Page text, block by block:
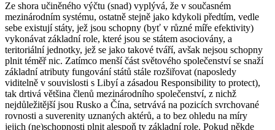
Ze shora učiněného výčtu (snad) vyplývá, že v současném
mezinárodním systému, ostatně stejně jako kdykoli předtím, vedle
sebe existují státy, jež jsou schopny (byť v různé míře efektivity)
vykonávat základní role, které jsou se státem asociovány, a
teritoriální jednotky, jež se jako takové tváří, avšak nejsou schopny
plnit téměř nic. Zatímco menší část světového společenství se snaží
základní atributy fungování států stále rozšiřovat (naposledy
viditelně v souvislosti s Libyí a zásadou Responsibility to protect),
tak drtivá většina členů mezinárodního společenství, z nichž
nejdůležitější jsou Rusko a Čína, setrvává na pozicích svrchované
rovnosti a suverenity uznaných aktérů, a to bez ohledu na míry
jejich (ne)schopnosti plnit alespoň ty základní role. Pokud někde